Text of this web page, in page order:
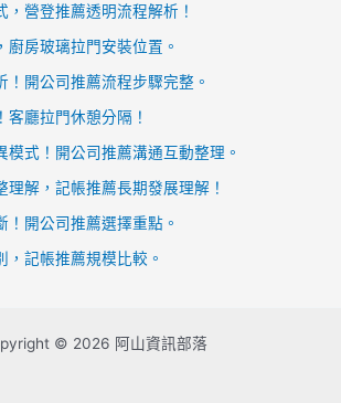
，營登推薦透明流程解析！
廚房玻璃拉門安裝位置。
！開公司推薦流程步驟完整。
廳拉門休憩分隔！
模式！開公司推薦溝通互動整理。
理解，記帳推薦長期發展理解！
！開公司推薦選擇重點。
，記帳推薦規模比較。
© 2026 阿山資訊部落